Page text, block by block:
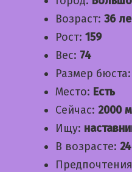
Возраст: 36
Рост: 159
Вес: 74
Размер бюста:
Место: Есть
Сейчас: 2000
Ищу:
В возрасте: